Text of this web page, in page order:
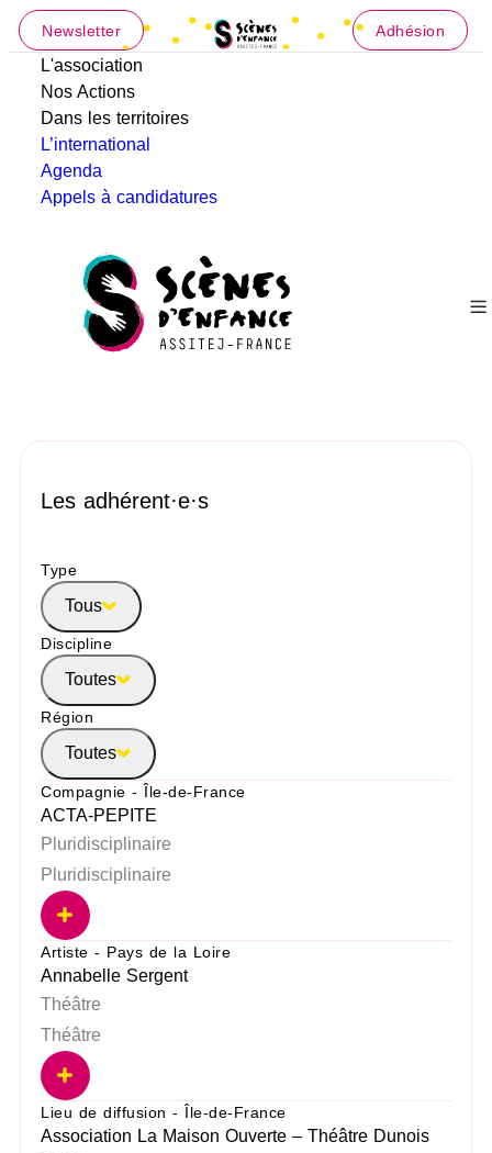
Newsletter Adhésion
L'association
Nos Actions
Dans les territoires
L’international
Agenda
Appels à candidatures
Les adhérent·e·s
Type
Tous
Discipline
Toutes
Région
Toutes
Compagnie - Île-de-France
ACTA-PEPITE
Pluridisciplinaire
Pluridisciplinaire
Artiste - Pays de la Loire
Annabelle Sergent
Théâtre
Théâtre
Lieu de diffusion - Île-de-France
Association La Maison Ouverte – Théâtre Dunois